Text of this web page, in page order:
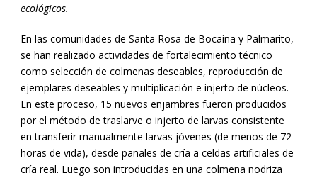
ecológicos.
En las comunidades de Santa Rosa de Bocaina y Palmarito,
se han realizado actividades de fortalecimiento técnico
como selección de colmenas deseables, reproducción de
ejemplares deseables y multiplicación e injerto de núcleos.
En este proceso, 15 nuevos enjambres fueron producidos
por el método de traslarve o injerto de larvas consistente
en transferir manualmente larvas jóvenes (de menos de 72
horas de vida), desde panales de cría a celdas artificiales de
cría real. Luego son introducidas en una colmena nodriza